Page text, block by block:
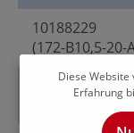
10188229
(172-B10,5-20-
10188232
(172-B11-20-A)
Diese
Erfahrung